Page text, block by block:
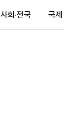
사회·전국 국제